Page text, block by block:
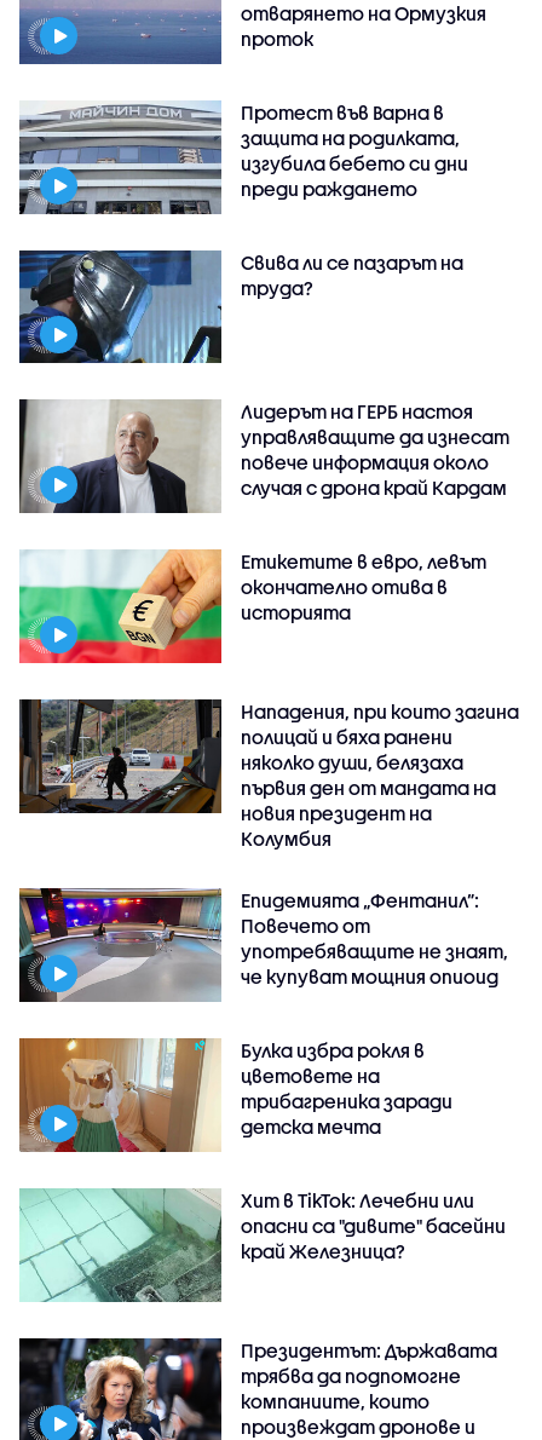
отварянето на Ормузкия
проток
Протест във Варна в
защита на родилката,
изгубила бебето си дни
преди раждането
Свива ли се пазарът на
труда?
Лидерът на ГЕРБ настоя
управляващите да изнесат
повече информация около
случая с дрона край Кардам
Етикетите в евро, левът
окончателно отива в
историята
Нападения, при които загина
полицай и бяха ранени
няколко души, белязаха
първия ден от мандата на
новия президент на
Колумбия
Епидемията „Фентанил”:
Повечето от
употребяващите не знаят,
че купуват мощния опиоид
Булка избра рокля в
цветовете на
трибагреника заради
детска мечта
Хит в TikTok: Лечебни или
опасни са "дивите" басейни
край Железница?
Президентът: Държавата
трябва да подпомогне
компаниите, които
произвеждат дронове и